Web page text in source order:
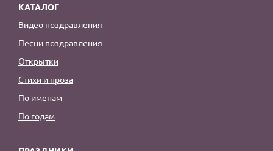
КАТАЛОГ
Видео поздравления
Песни поздравления
Открытки
Стихи и проза
По именам
По годам